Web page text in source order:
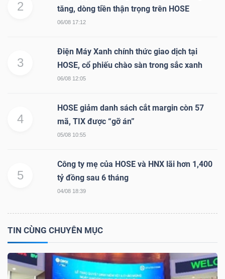
2
tăng, dòng tiền thận trọng trên HOSE
06/08 17:12
3
Điện Máy Xanh chính thức giao dịch tại
HOSE, cổ phiếu chào sàn trong sắc xanh
06/08 12:05
4
HOSE giảm danh sách cắt margin còn 57
mã, TIX được “gỡ án”
05/08 10:55
5
Công ty mẹ của HOSE và HNX lãi hơn 1,400
tỷ đồng sau 6 tháng
04/08 18:39
TIN CÙNG CHUYÊN MỤC
chứng
Tất cả Cổ phiếu Chỉ số Chứng chỉ quỹ Chứng
(-)
Tin
tức
Bài
viết
của
tác